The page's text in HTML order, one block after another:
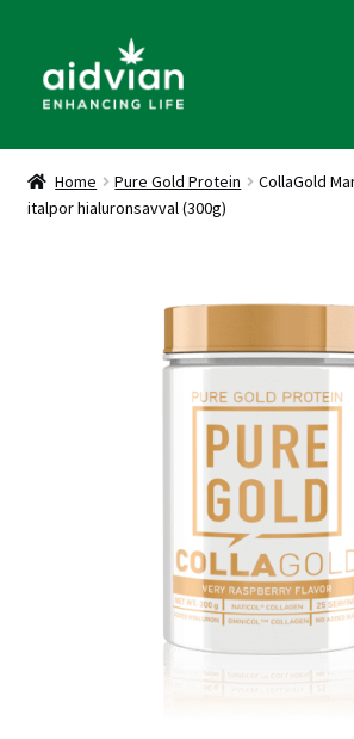
navigációhoz
tartalomba
Kezdőlap
Adatkezelés és Cookie kezelés
Home Pure Gold Protein
CollaGold
italpor hialuronsavval (300g)